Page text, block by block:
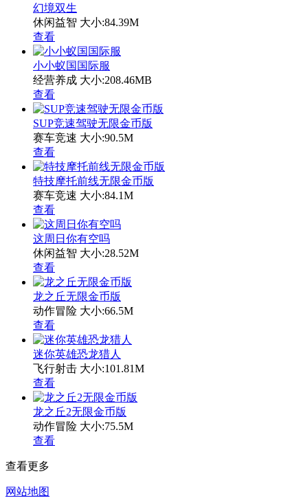
幻境双生
休闲益智 大小:84.39M
查看
小小蚁国国际服
经营养成 大小:208.46MB
查看
SUP竞速驾驶无限金币版
赛车竞速 大小:90.5M
查看
特技摩托前线无限金币版
赛车竞速 大小:84.1M
查看
这周日你有空吗
休闲益智 大小:28.52M
查看
龙之丘无限金币版
动作冒险 大小:66.5M
查看
迷你英雄恐龙猎人
飞行射击 大小:101.81M
查看
龙之丘2无限金币版
动作冒险 大小:75.5M
查看
查看更多
网站地图